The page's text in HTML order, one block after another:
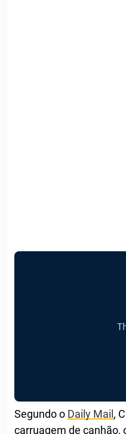
Segundo o Daily Mail ,
carruagem de canhão,